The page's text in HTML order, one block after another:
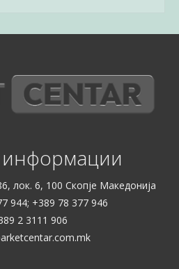
информации
лок. 6, 100 Скопје Македонија
944; +389 78 377 946
2 3111 906